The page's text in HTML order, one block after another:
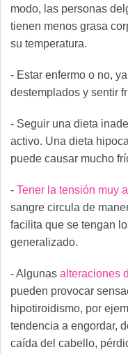
modo, las personas
tienen menos grasa
su temperatura.
- Estar enfermo o no,
destemplados y sentir
- Seguir una dieta
activo. Una dieta
puede causar mucho
- Tener la tensión muy
sangre circula de
facilita que se tengan
generalizado.
- Algunas alteraciones
pueden provocar
hipotiroidismo, por
tendencia a engordar,
caída del cabello,